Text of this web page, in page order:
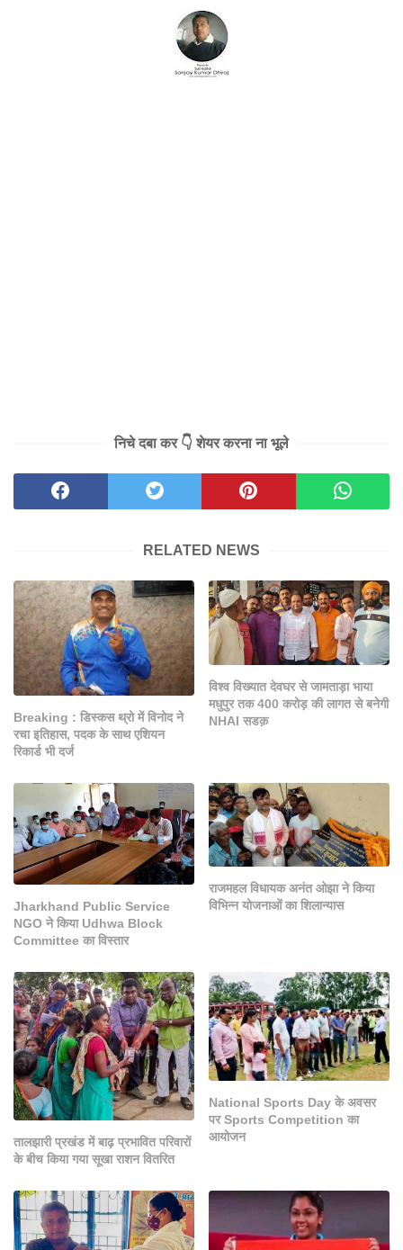
निचे दबा कर 👇 शेयर करना ना भूले
RELATED NEWS
Breaking : डिस्कस थ्रो में विनोद ने
रचा इतिहास, पदक के साथ एशियन
रिकार्ड भी दर्ज
विश्व विख्यात देवघर से जामताड़ा भाया
मधुपुर तक 400 करोड़ की लागत से बनेगी
NHAI सडक़
Jharkhand Public Service
NGO ने किया Udhwa Block
Committee का विस्तार
राजमहल विधायक अनंत ओझा ने किया
विभिन्न योजनाओं का शिलान्यास
तालझारी प्रखंड में बाढ़ प्रभावित परिवारों
के बीच किया गया सूखा राशन वितरित
National Sports Day के अवसर
पर Sports Competition का
आयोजन